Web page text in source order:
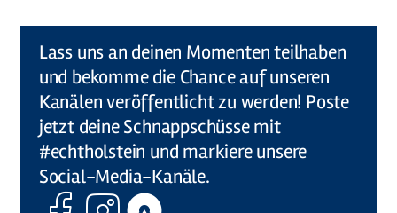
Lass uns an deinen Momenten teilhaben
und bekomme die Chance auf unseren
Kanälen veröffentlicht zu werden! Poste
jetzt deine Schnappschüsse mit
#echtholstein und markiere unsere
Social-Media-Kanäle.
FacebookInstagram
Komoot